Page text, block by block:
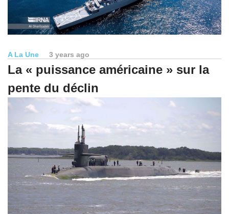
A La Une 3 years ago
La « puissance américaine » sur la
pente du déclin